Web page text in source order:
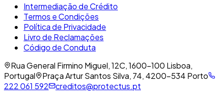
Intermediação de Crédito
Termos e Condições
Política de Privacidade
Livro de Reclamações
Código de Conduta
Rua General Firmino Miguel, 12C, 1600-100 Lisboa,
Portugal
Praça Artur Santos Silva, 74, 4200-534 Porto
222 061 592
creditos@protectus.pt